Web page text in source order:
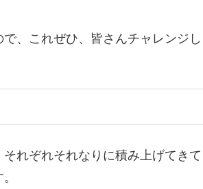
、これぜひ、皆さんチャレンジし
れぞれそれなりに積み上げてきて